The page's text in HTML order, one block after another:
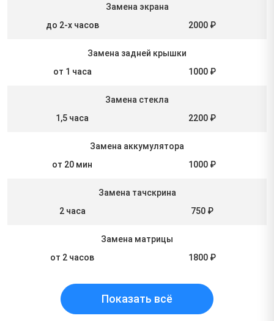
Замена экрана
до 2-х часов
2000 ₽
Замена задней крышки
от 1 часа
1000 ₽
Замена стекла
1,5 часа
2200 ₽
Замена аккумулятора
от 20 мин
1000 ₽
Замена тачскрина
2 часа
750 ₽
Замена матрицы
от 2 часов
1800 ₽
Показать всё